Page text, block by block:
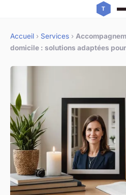
Accueil › Services ›
domicile : solutions adaptées